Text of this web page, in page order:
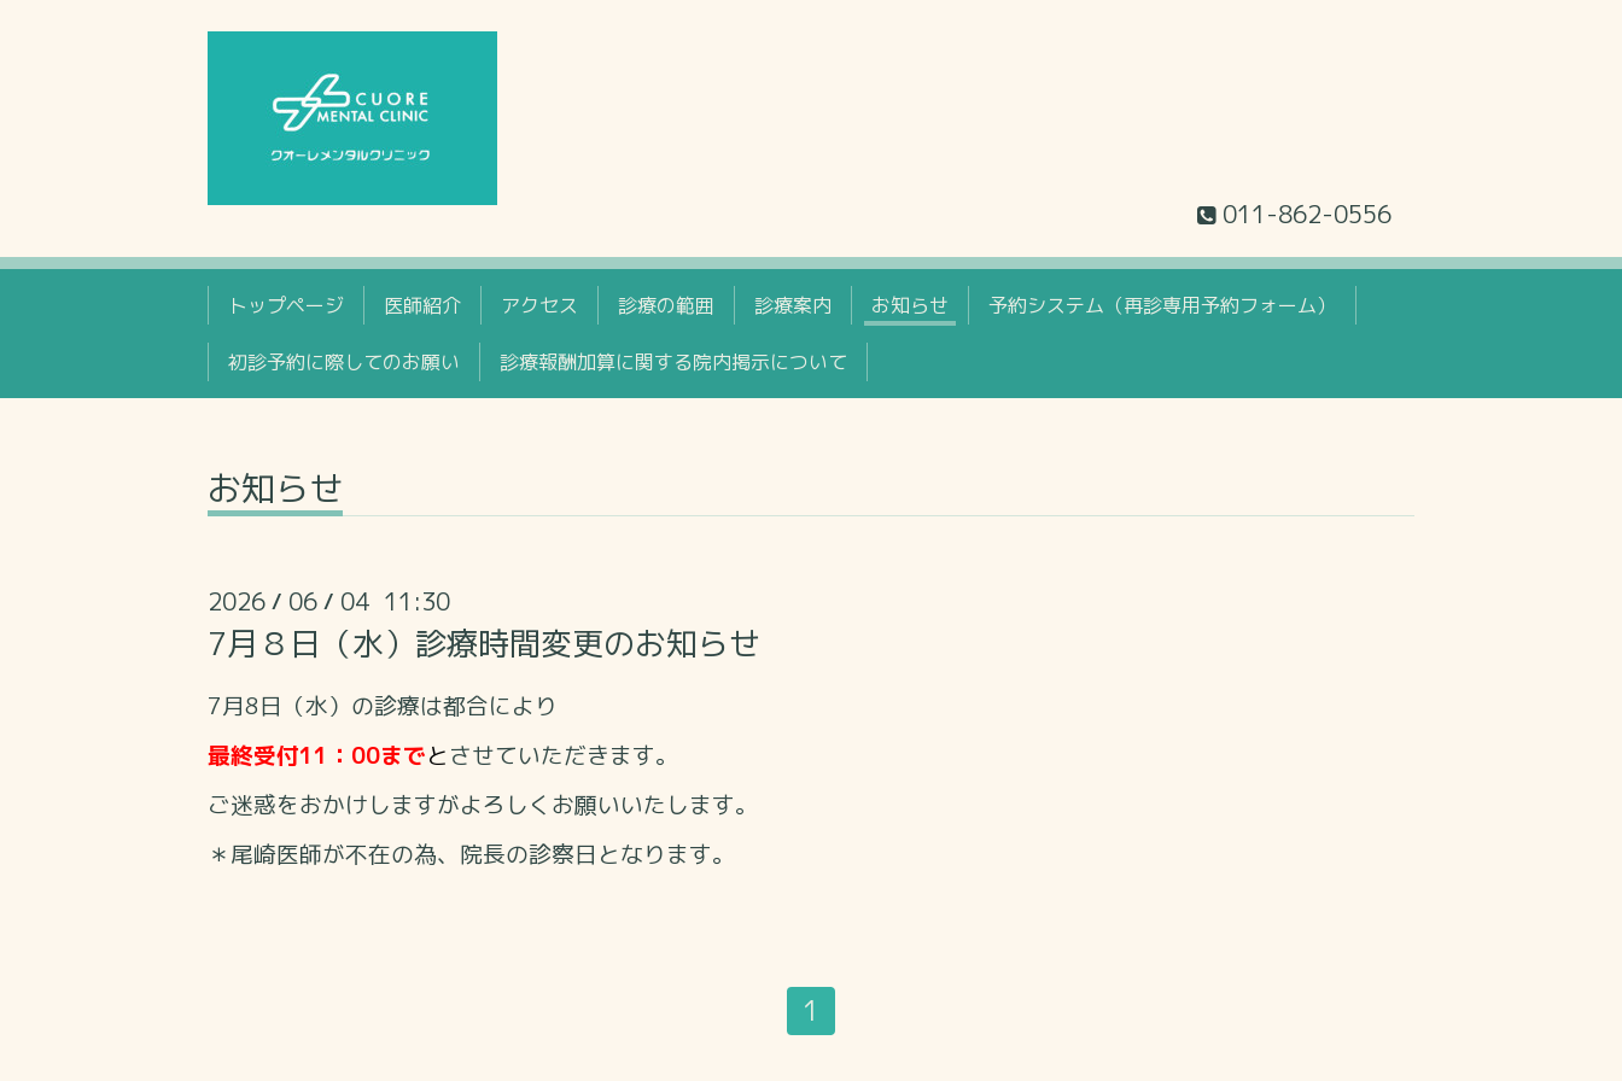
011-862-0556
トップページ 医師紹介 アクセス 診療の範囲 診療案内 お知らせ 予約システム（再診専用予約フォーム）
初診予約に際してのお願い 診療報酬加算に関する院内掲示について
お知らせ
2026 / 06 / 04 11:30
7月８日（水）診療時間変更のお知らせ
7月8日（水）の診療は都合により
最終受付11：00までとさせていただきます。
ご迷惑をおかけしますがよろしくお願いいたします。
＊尾崎医師が不在の為、院長の診察日となります。
1